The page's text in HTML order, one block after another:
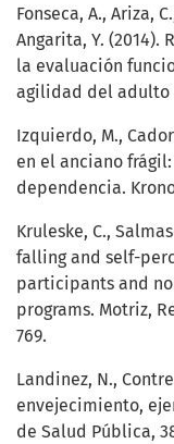
Fonseca, A., Ariza,
Angarita, Y.
la evaluación
agilidad del adulto
Izquierdo, M.,
en el anciano
dependencia.
Kruleske, C.,
falling and self-
participants and
programs. Motriz,
769.
Landinez, N.,
envejecimiento,
de Salud Pública,